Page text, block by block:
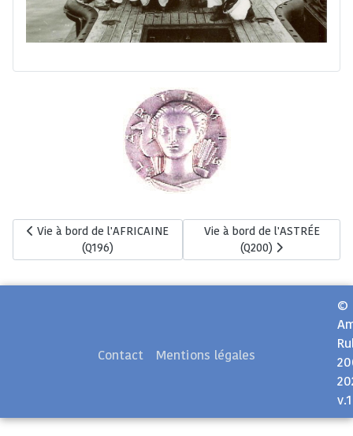
Article précédent : Vie à bord de l'AFRICAINE (Q196)
Vie à bord de l'AFRICAINE
(Q196)
Article suivant : Vie à bord
Vie à bord de l'ASTRÉE
(Q200)
Contact Mentions légales
©